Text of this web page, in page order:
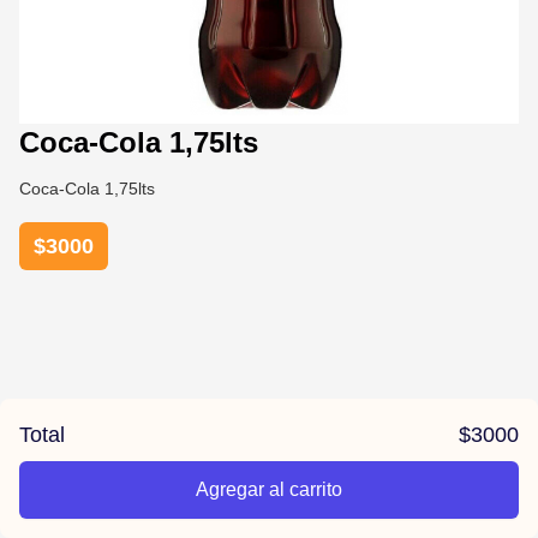
Coca-Cola 1,75lts
Coca-Cola 1,75lts
$3000
Total $3000
Agregar al carrito
/pizzas-sebastiano/product/67b7ff015bde265eab2b66e0/